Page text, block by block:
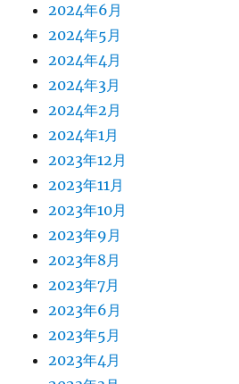
2024年6月
2024年5月
2024年4月
2024年3月
2024年2月
2024年1月
2023年12月
2023年11月
2023年10月
2023年9月
2023年8月
2023年7月
2023年6月
2023年5月
2023年4月